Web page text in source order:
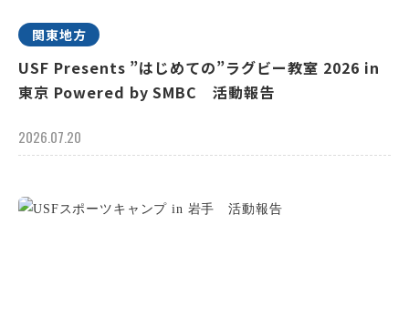
関東地方
USF Presents ”はじめての”ラグビー教室 2026 in
東京 Powered by SMBC 活動報告
2026.07.20